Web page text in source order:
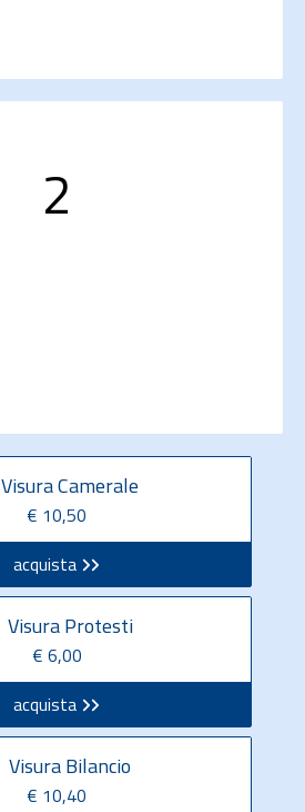
2
Visura Camerale
€ 10,50
acquista
Visura Protesti
€ 6,00
acquista
Visura Bilancio
€ 10,40